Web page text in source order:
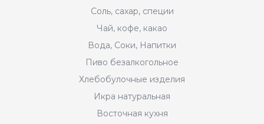
Соль, сахар, специи
Чай, кофе, какао
Вода, Соки, Напитки
Пиво безалкогольное
Хлебобулочные изделия
Икра натуральная
Восточная кухня